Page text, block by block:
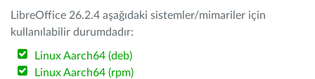
LibreOffice 26.2.4 aşağıdaki sistemler/mimariler için
kullanılabilir durumdadır:
Linux Aarch64 (deb)
Linux Aarch64 (rpm)